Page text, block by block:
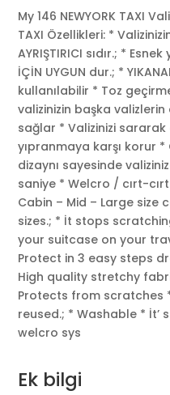
My 146 NEWYORK TAXI
TAXI Özellikleri: * Valizinizin
AYRIŞTIRICI sıdır.; * Esnek
İÇİN UYGUN dur.; *
kullanılabilir * Toz
valizinizin başka
sağlar * Valizinizi sararak
yıpranmaya karşı korur *
dizaynı sayesinde
saniye * Welcro / cırt-
Cabin – Mid – Large
sizes.; * İt stops
your suitcase on your
Protect in 3 easy steps
High quality stretchy
Protects from scratches
reused.; * Washable * İt’
welcro sys
Ek bilgi